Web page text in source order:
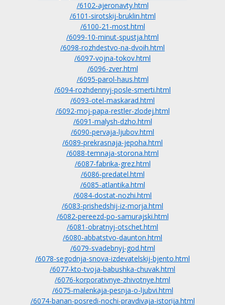
/6102-ajeronavty.html
/6101-sirotskij-bruklin.html
/6100-21-most.html
/6099-10-minut-spustja.html
/6098-rozhdestvo-na-dvoih.html
/6097-vojna-tokov.html
/6096-zver.html
/6095-parol-haus.html
/6094-rozhdennyj-posle-smerti.html
/6093-otel-maskarad.html
/6092-moj-papa-restler-zlodej.html
/6091-malysh-dzho.html
/6090-pervaja-ljubov.html
/6089-prekrasnaja-jepoha.html
/6088-temnaja-storona.html
/6087-fabrika-grez.html
/6086-predatel.html
/6085-atlantika.html
/6084-dostat-nozhi.html
/6083-prishedshij-iz-morja.html
/6082-pereezd-po-samurajski.html
/6081-obratnyj-otschet.html
/6080-abbatstvo-daunton.html
/6079-svadebnyj-god.html
/6078-segodnja-snova-izdevatelskij-bjento.html
/6077-kto-tvoja-babushka-chuvak.html
/6076-korporativnye-zhivotnye.html
/6075-malenkaja-pesnja-o-ljubvi.html
/6074-banan-posredi-nochi-pravdivaja-istorija.html